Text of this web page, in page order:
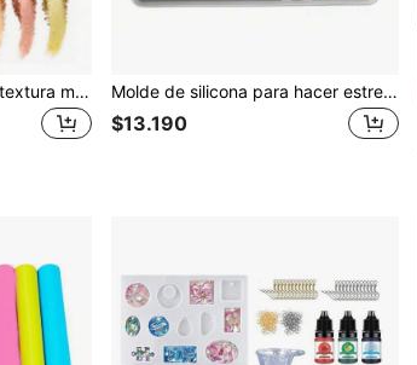
Polvo colorido, polvo de textura metálica única, agente colorante de resina epoxi, pigmento brillante, polvo de resina de color, accesorios para joyería. Polvo de mica metálico para resina, 20ml/Color 6 colores Pigmento de color de partícula fina para teñir resina, arcilla polimérica, pintura, manualidades DIY, tazas, pintura al óleo, fabricación de jabones, fabricación de velas Molde de silicona para hacer estrellas y copos de nieve navideños - Molde cuadrado reutilizable apto para resina, velas y bombas de baño - Perfecto para decoración navideña y decoración del hogar, ideal para la temporada festiva
$13.190